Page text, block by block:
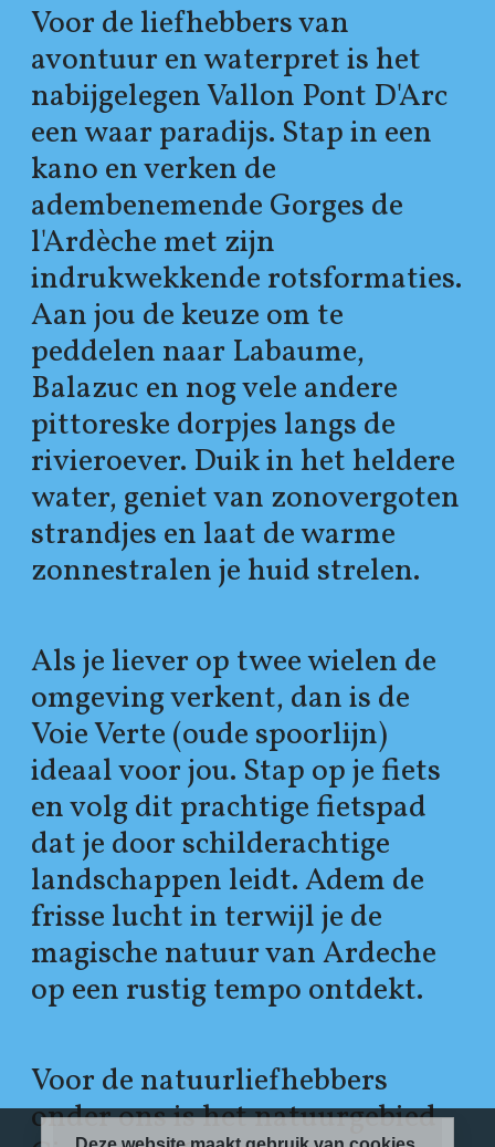
Voor de liefhebbers van
avontuur en waterpret is het
nabijgelegen Vallon Pont D'Arc
een waar paradijs. Stap in een
kano en verken de
adembenemende Gorges de
l'Ardèche met zijn
indrukwekkende rotsformaties.
Aan jou de keuze om te
peddelen naar Labaume,
Balazuc en nog vele andere
pittoreske dorpjes langs de
rivieroever. Duik in het heldere
water, geniet van zonovergoten
strandjes en laat de warme
zonnestralen je huid strelen.
Als je liever op twee wielen de
omgeving verkent, dan is de
Voie Verte (oude spoorlijn)
ideaal voor jou. Stap op je fiets
en volg dit prachtige fietspad
dat je door schilderachtige
landschappen leidt. Adem de
frisse lucht in terwijl je de
magische natuur van Ardeche
op een rustig tempo ontdekt.
Voor de natuurliefhebbers
onder ons is het natuurgebied